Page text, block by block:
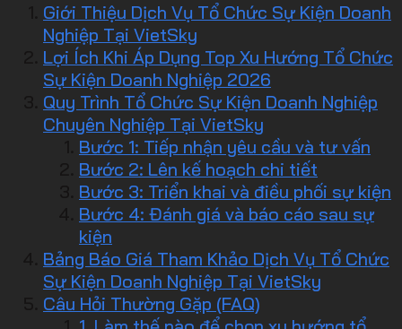
Giới Thiệu Dịch Vụ Tổ Chức Sự Kiện Doanh
Nghiệp Tại VietSky
Lợi Ích Khi Áp Dụng Top Xu Hướng Tổ Chức
Sự Kiện Doanh Nghiệp 2026
Quy Trình Tổ Chức Sự Kiện Doanh Nghiệp
Chuyên Nghiệp Tại VietSky
Bước 1: Tiếp nhận yêu cầu và tư vấn
Bước 2: Lên kế hoạch chi tiết
Bước 3: Triển khai và điều phối sự kiện
Bước 4: Đánh giá và báo cáo sau sự
kiện
Bảng Báo Giá Tham Khảo Dịch Vụ Tổ Chức
Sự Kiện Doanh Nghiệp Tại VietSky
Câu Hỏi Thường Gặp (FAQ)